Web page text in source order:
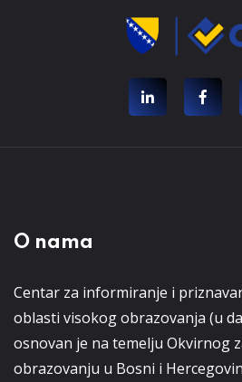
O nama
Centar za informiranje i
oblasti visokog obrazovanja (u
osnovan je na temelju Okvirnog
obrazovanju u Bosni i